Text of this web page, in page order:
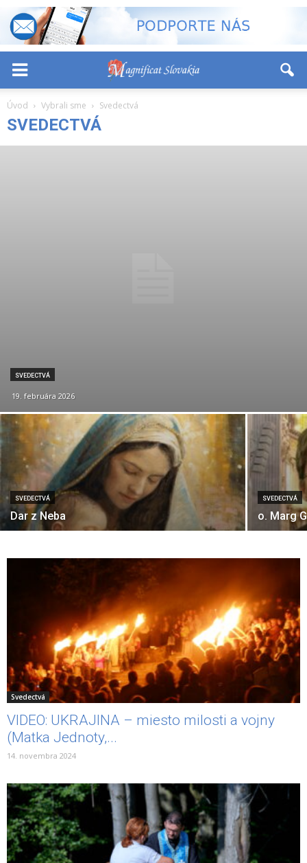
Úvod Vybrali sme Svedectvá
SVEDECTVÁ
SVEDECTVÁ
19. februára 2026
SVEDECTVÁ
Dar z Neba
SVEDECTVÁ
o. Marg
Svedectvá
VIDEO: UKRAJINA – miesto milosti a vojny
(Matka Jednoty,...
14. novembra 2024
+